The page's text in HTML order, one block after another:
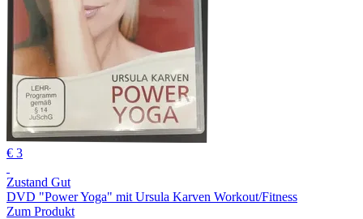
€ 3
Zustand Gut
DVD "Power Yoga" mit Ursula Karven Workout/Fitness
Zum Produkt